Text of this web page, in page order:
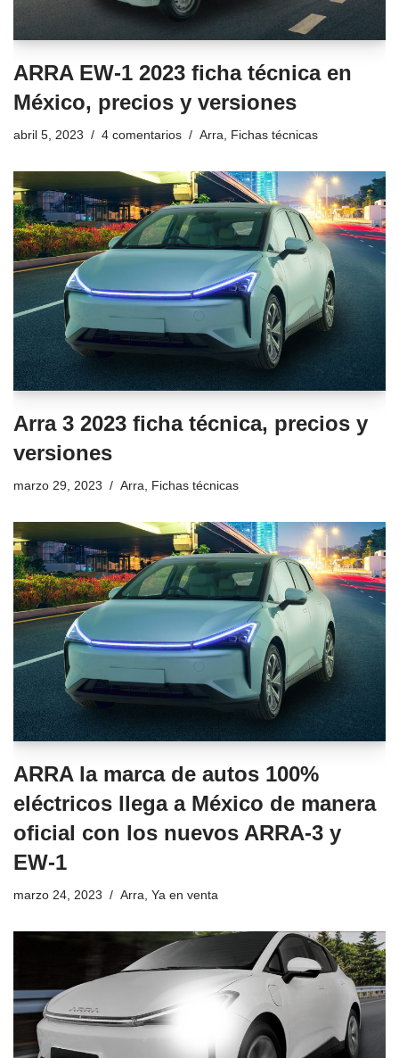
ARRA EW-1 2023 ficha técnica en
México, precios y versiones
abril 5, 2023 4 comentarios Arra Fichas técnicas
Arra 3 2023 ficha técnica, precios y
versiones
marzo 29, 2023 Arra Fichas técnicas
ARRA la marca de autos 100%
eléctricos llega a México de manera
oficial con los nuevos ARRA-3 y
EW-1
marzo 24, 2023 Arra Ya en venta